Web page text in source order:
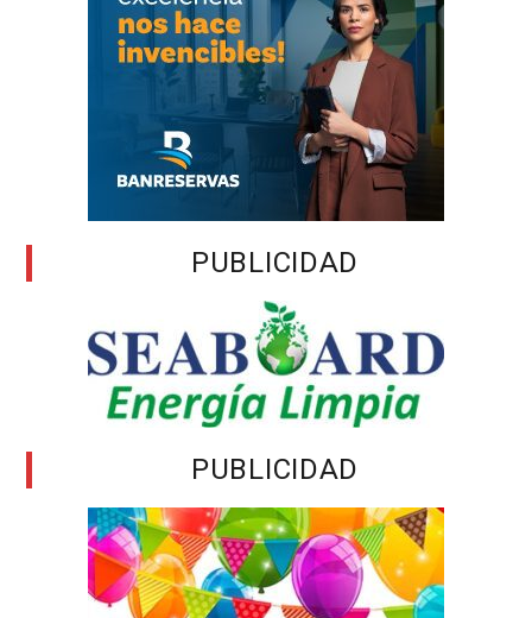
PUBLICIDAD
PUBLICIDAD